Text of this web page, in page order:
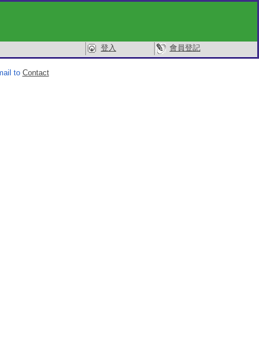
登入
會員登記
to Contact